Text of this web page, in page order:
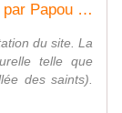
Cheminée des Fées - L'Auvergne Vue par Papou Poustache
du site. La
telle que
des saints).